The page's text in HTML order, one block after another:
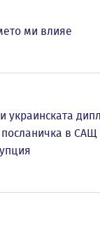
ми влияе
украинската
в САЩ